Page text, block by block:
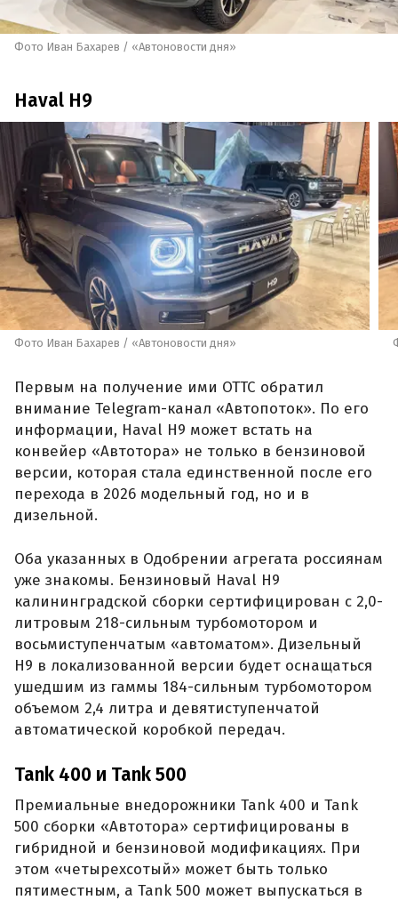
Фото Иван Бахарев / «Автоновости дня»
Haval H9
Фото Иван Бахарев / «Автоновости дня»
Первым на получение ими ОТТС обратил
внимание Telegram-канал «Автопоток». По его
информации, Haval H9 может встать на
конвейер «Автотора» не только в бензиновой
версии, которая стала единственной после его
перехода в 2026 модельный год, но и в
дизельной.
Оба указанных в Одобрении агрегата россиянам
уже знакомы. Бензиновый Haval H9
калининградской сборки сертифицирован с 2,0-
литровым 218-сильным турбомотором и
восьмиступенчатым «автоматом». Дизельный
H9 в локализованной версии будет оснащаться
ушедшим из гаммы 184-сильным турбомотором
объемом 2,4 литра и девятиступенчатой
автоматической коробкой передач.
Tank 400 и Tank 500
Премиальные внедорожники Tank 400 и Tank
500 сборки «Автотора» сертифицированы в
гибридной и бензиновой модификациях. При
этом «четырехсотый» может быть только
пятиместным, а Tank 500 может выпускаться в